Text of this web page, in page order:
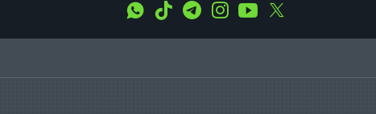
WhatsApp
Tiktok TelegramInstagramYoutube